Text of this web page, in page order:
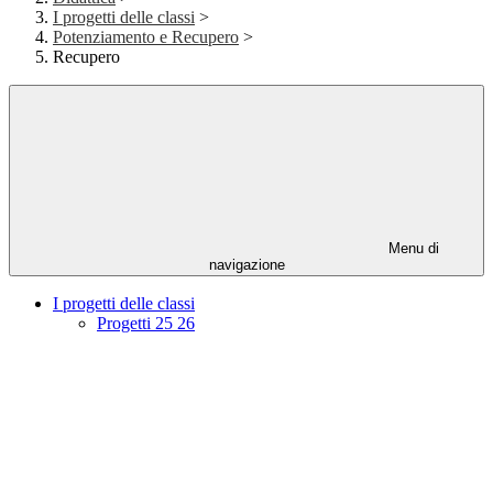
I progetti delle classi >
Potenziamento e Recupero >
Recupero
Menu di
navigazione
I progetti delle classi
Progetti 25 26